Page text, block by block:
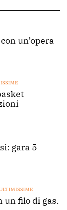
un’opera
gara 5
un filo di gas.